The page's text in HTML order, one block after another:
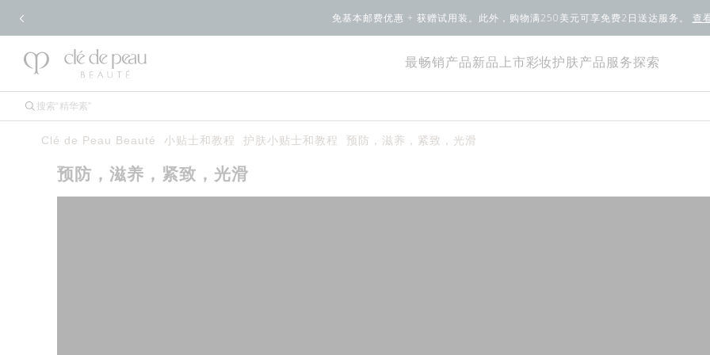
免基本邮费优惠 + 获赠试用装。此外，购物满250美元可享免费2日送达服务。 查
最畅销产品新品上市 彩妆护肤产品 服务探索
Clé de Peau Beauté 小贴士和教程 护肤小贴士和教程 预防，滋养，紧致，光滑
预防，滋养，紧致，光滑